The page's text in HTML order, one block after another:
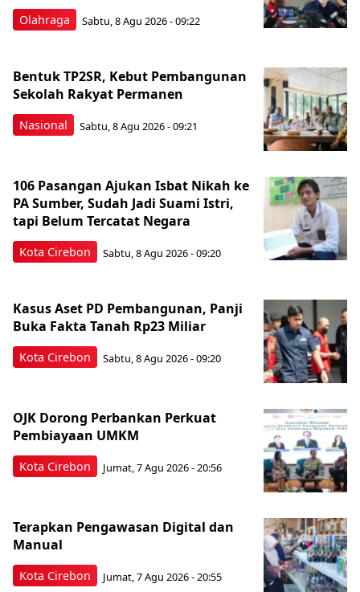
Olahraga Sabtu, 8 Agu 2026 - 09:22
Nasional
Bentuk TP2SR, Kebut Pembangunan
Sekolah Rakyat Permanen
Sabtu, 8 Agu 2026 - 09:21
Kota Cirebon
106 Pasangan Ajukan Isbat Nikah ke
PA Sumber, Sudah Jadi Suami Istri,
tapi Belum Tercatat Negara
Sabtu, 8 Agu 2026 - 09:20
Kota Cirebon
Kasus Aset PD Pembangunan, Panji
Buka Fakta Tanah Rp23 Miliar
Sabtu, 8 Agu 2026 - 09:20
Kota Cirebon
OJK Dorong Perbankan Perkuat
Pembiayaan UMKM
Jumat, 7 Agu 2026 - 20:56
Kota Cirebon
Terapkan Pengawasan Digital dan
Manual
Jumat, 7 Agu 2026 - 20:55